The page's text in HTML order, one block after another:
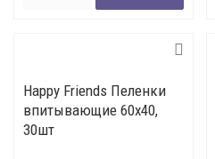
Happy Friends Пеленки
впитывающие 60х40,
30шт